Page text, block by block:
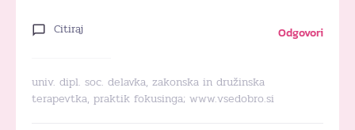
Citiraj Odgovori
univ. dipl. soc. delavka, zakonska in družinska
terapevtka, praktik fokusinga; www.vsedobro.si